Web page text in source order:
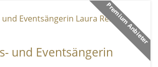
Premium Anbieter
und Eventsängerin